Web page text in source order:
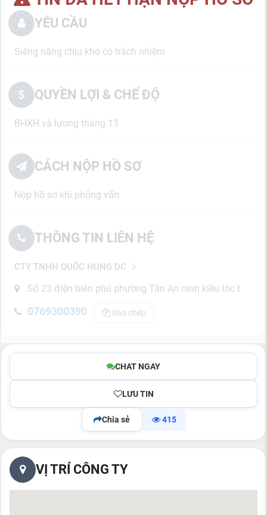
YÊU CẦU
Siêng năng chịu khó có trách nhiệm
QUYỀN LỢI & CHẾ ĐỘ
BHXH và lương tháng 13
CÁCH NỘP HỒ SƠ
Nộp hồ sơ khi phỏng vấn
THÔNG TIN LIÊN HỆ
CTY TNHH QUỐC HÙNG DC
Số 23 điện biên phủ phường Tân An ninh kiều tóc t
0769300390 Sao chép
CHAT NGAY
LƯU TIN
Chia sẻ 415
VỊ TRÍ CÔNG TY